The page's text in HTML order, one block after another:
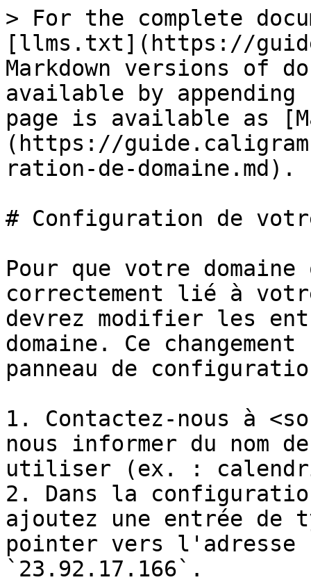
> For the complete
[llms.txt](https://
Markdown versions of
available by
page is available as
(https://
ration-de-domaine.md).
# Configuration de
Pour que votre
correctement lié à
devrez modifier les
domaine. Ce
panneau de
1. Contactez-nous à
nous informer du nom
utiliser (ex. :
2. Dans la
ajoutez une entrée
pointer vers l'adresse
`23.92.17.166`.